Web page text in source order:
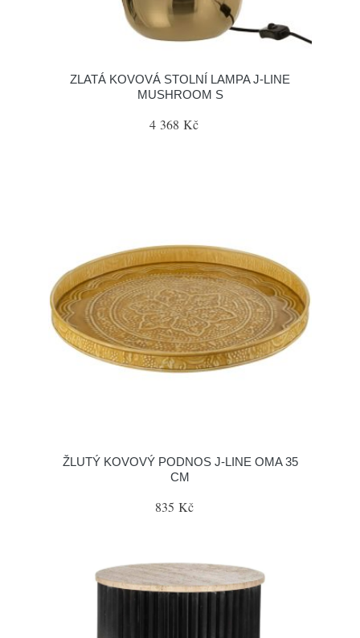
ZLATÁ KOVOVÁ STOLNÍ LAMPA J-LINE
MUSHROOM S
4 368 Kč
ŽLUTÝ KOVOVÝ PODNOS J-LINE OMA 35
CM
835 Kč